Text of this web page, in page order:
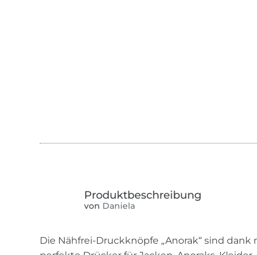
von Daniela
Die Nähfrei-Druckknöpfe „Anorak“ sind